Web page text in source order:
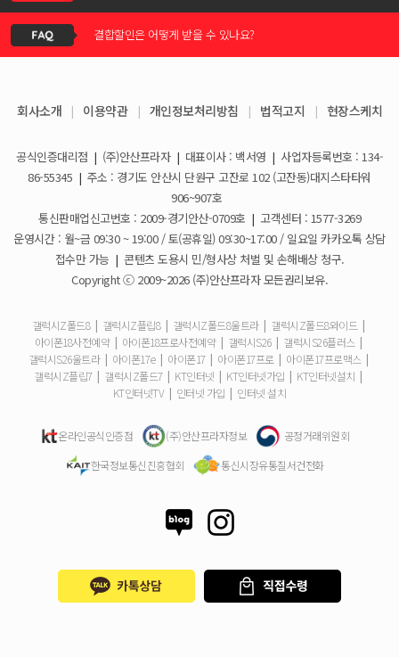
KT스토어 공식 신청서 작성 관련 자주 묻는 질문
아이폰17e 사전예약 공지사항
갤럭시S26 사전예약 공지사항 2026-02-10
결합할인은 어떻게 받을 수 있나요?
휴대폰 일시불로 구매도 가능한가요?
요금제 변경은 언제할 수 있나요?
더블할인카드는 어떻게 등록 하나요?
휴대폰 구매 후 불량이면 어떻게 하나요?
ESIM 발급 방법은 어떻게 되나요?
유심은 새로 구매해야 하나요?
사은품은 핸드폰과 같이 보내주시나요?
청소년 요금제는 몇살까지 가입할 수 있어요?
기존 휴대폰은 반납해야하나요?
총 납부해야 할 금액은 어떻게 확인하나요?
회사소개 | 이용약관 | 개인정보처리방침 | 법적고지 | 현장스케치
공식인증대리점 | (주)안산프라자 | 대표이사 : 백서영 | 사업자등록번호 : 134-
86-55345 | 주소 : 경기도 안산시 단원구 고잔로 102 (고잔동)대지스타타워
906~907호
통신판매업신고번호 : 2009-경기안산-0709호 | 고객센터 : 1577-3269
운영시간 : 월~금 09:30 ~ 19:00 / 토(공휴일) 09:30~17:00 / 일요일 카카오톡 상담
접수만 가능 | 콘텐츠 도용시 민/형사상 처벌 및 손해배상 청구.
Copyright ⓒ 2009~2026 (주)안산프라자 모든권리보유.
갤럭시Z폴드8 | 갤럭시Z플립8 | 갤럭시Z폴드8울트라 | 갤럭시Z폴드8와이드 |
아이폰18사전예약 | 아이폰18프로사전예약 | 갤럭시S26 | 갤럭시S26플러스 |
갤럭시S26울트라 | 아이폰17e | 아이폰17 | 아이폰17프로 | 아이폰17프로맥스 |
갤럭시Z플립7 | 갤럭시Z폴드7 | KT인터넷 | KT인터넷가입 | KT인터넷설치 |
KT인터넷TV | 인터넷 가입 | 인터넷 설치
온라인공식인증점 (주)안산프라자정보
공정거래위원회
한국정보통신진흥협회
통신시장유통질서건전화